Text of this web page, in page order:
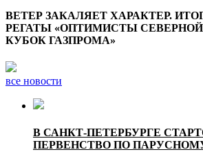
ВЕТЕР ЗАКАЛЯЕТ ХАРАКТЕР.
РЕГАТЫ «ОПТИМИСТЫ
КУБОК ГАЗПРОМА»
все новости
В САНКТ-ПЕТЕРБУРГЕ
ПЕРВЕНСТВО ПО